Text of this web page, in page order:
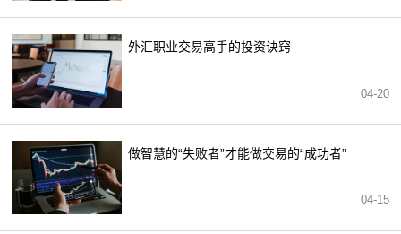
外汇职业交易高手的投资诀窍
04-20
做智慧的“失败者”才能做交易的“成功者”
04-15